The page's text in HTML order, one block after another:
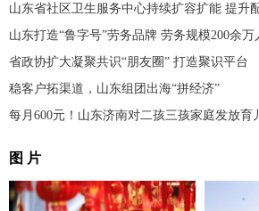
山东省社区卫生服务中心持续扩容扩能 提升
山东打造“鲁字号”劳务品牌 劳务规模200余万
省政协扩大凝聚共识“朋友圈” 打造聚识平台
稳客户拓渠道，山东组团出海“拼经济”
每月600元！山东济南对二孩三孩家庭发放育
图 片